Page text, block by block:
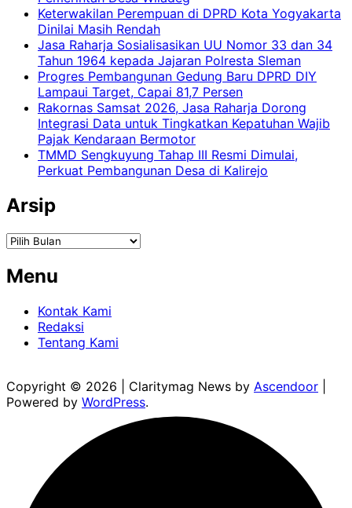
Keterwakilan Perempuan di DPRD Kota Yogyakarta
Dinilai Masih Rendah
Jasa Raharja Sosialisasikan UU Nomor 33 dan 34
Tahun 1964 kepada Jajaran Polresta Sleman
Progres Pembangunan Gedung Baru DPRD DIY
Lampaui Target, Capai 81,7 Persen
Rakornas Samsat 2026, Jasa Raharja Dorong
Integrasi Data untuk Tingkatkan Kepatuhan Wajib
Pajak Kendaraan Bermotor
TMMD Sengkuyung Tahap III Resmi Dimulai,
Perkuat Pembangunan Desa di Kalirejo
Arsip
Arsip
Menu
Kontak Kami
Redaksi
Tentang Kami
Copyright © 2026 | Claritymag News by Ascendoor
Powered by WordPress.